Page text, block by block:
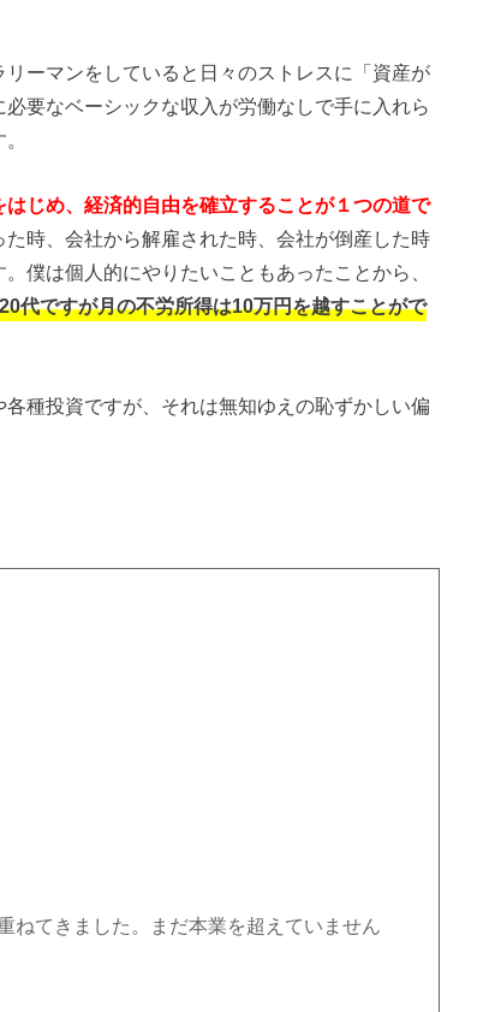
ーマンをしていると日々のストレスに「資産が
要なベーシックな収入が労働なしで手に入れら
じめ、経済的自由を確立することが１つの道で
時、会社から解雇された時、会社が倒産した時
僕は個人的にやりたいこともあったことから、
20代ですが月の不労所得は10万円を越すことがで
種投資ですが、それは無知ゆえの恥ずかしい偏
ねてきました。まだ本業を超えていません